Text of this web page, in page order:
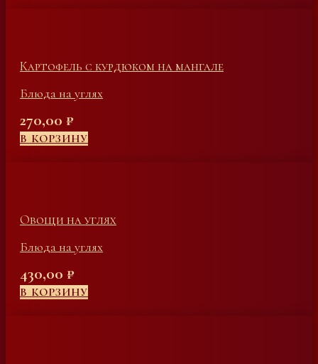
Картофель с курдюком на мангале
Блюда на углях
270,00 ₽
В КОРЗИНУ
Овощи на углях
Блюда на углях
430,00 ₽
В КОРЗИНУ